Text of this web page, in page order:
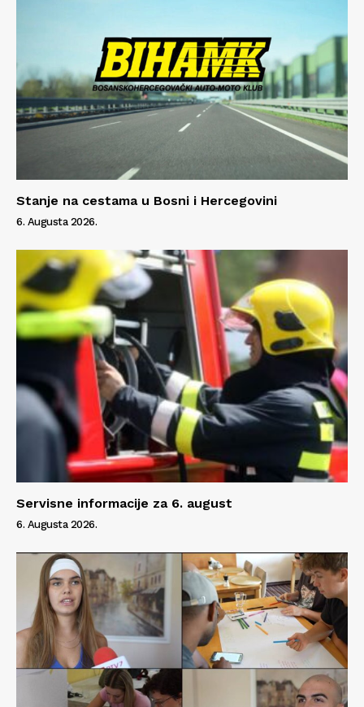
Stanje na cestama u Bosni i Hercegovini
6. Augusta 2026.
Servisne informacije za 6. august
6. Augusta 2026.